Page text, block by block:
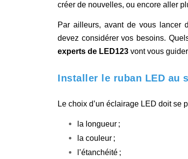
créer de nouvelles, ou encore aller
Par ailleurs, avant de vous lancer
devez considérer vos besoins.
experts de LED123 vont vous
Installer le ruban LED au
Le choix d’un éclairage LED doit se
la longueur ;
la couleur ;
l’étanchéité ;